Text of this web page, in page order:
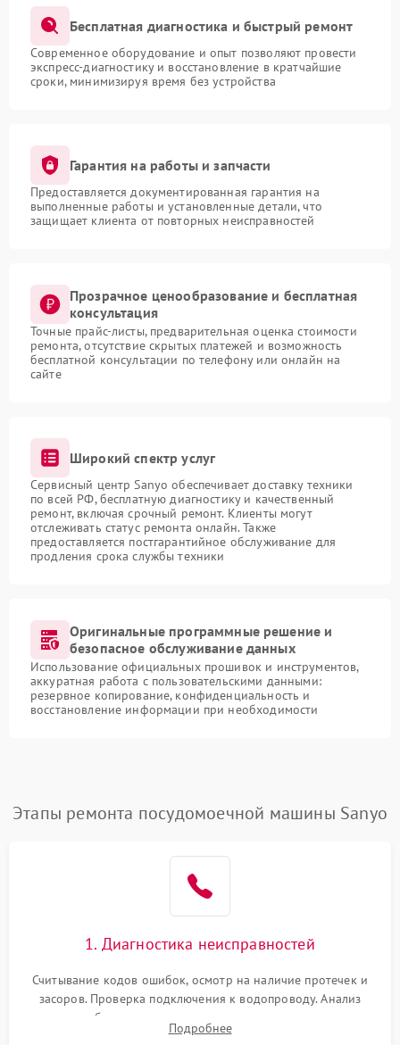
Бесплатная диагностика и быстрый ремонт
Современное оборудование и опыт позволяют провести
экспресс-диагностику и восстановление в кратчайшие
сроки, минимизируя время без устройства
Гарантия на работы и запчасти
Предоставляется документированная гарантия на
выполненные работы и установленные детали, что
защищает клиента от повторных неисправностей
Прозрачное ценообразование и бесплатная
консультация
Точные прайс-листы, предварительная оценка стоимости
ремонта, отсутствие скрытых платежей и возможность
бесплатной консультации по телефону или онлайн на
сайте
Широкий спектр услуг
Сервисный центр Sanyo обеспечивает доставку техники
по всей РФ, бесплатную диагностику и качественный
ремонт, включая срочный ремонт. Клиенты могут
отслеживать статус ремонта онлайн. Также
предоставляется постгарантийное обслуживание для
продления срока службы техники
Оригинальные программные решение и
безопасное обслуживание данных
Использование официальных прошивок и инструментов,
аккуратная работа с пользовательскими данными:
резервное копирование, конфиденциальность и
восстановление информации при необходимости
Этапы ремонта посудомоечной машины Sanyo
1. Диагностика неисправностей
Считывание кодов ошибок, осмотр на наличие протечек и
засоров. Проверка подключения к водопроводу. Анализ
жалоб на отсутствие слива, нагрева, вращения
разбрызгивателей или срабатывание системы защиты
Подробнее